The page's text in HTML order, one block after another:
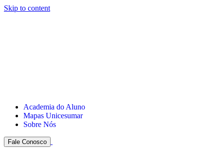
Skip to content
Academia do Aluno
Mapas Unicesumar
Sobre Nós
Fale Conosco